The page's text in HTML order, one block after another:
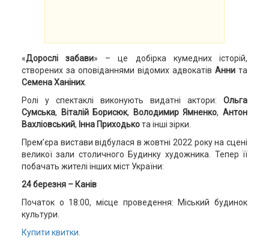
«Дорослі забави» – це добірка кумедних історій,
створених за оповіданнями відомих адвокатівАнни та
Семена Ханіних.
Ролі у спектаклі виконують видатні актори:Ольга
Сумська, Віталій Борисюк, Володимир Ямненко,Антон
Вахліовський, Інна Приходькота інші зірки.
Прем’єра вистави відбулася в жовтні 2022 року на сцені
великої зали столичного Будинку художника. Тепер її
побачать жителі інших міст України:
24 березня – Канів
Початок о 18:00, місце проведення: Міський будинок
культури.
Купити квитки.